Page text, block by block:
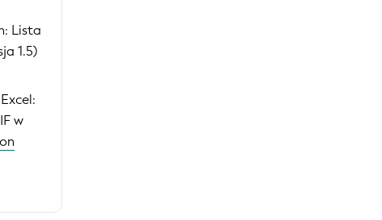
Lista
1.5)
w